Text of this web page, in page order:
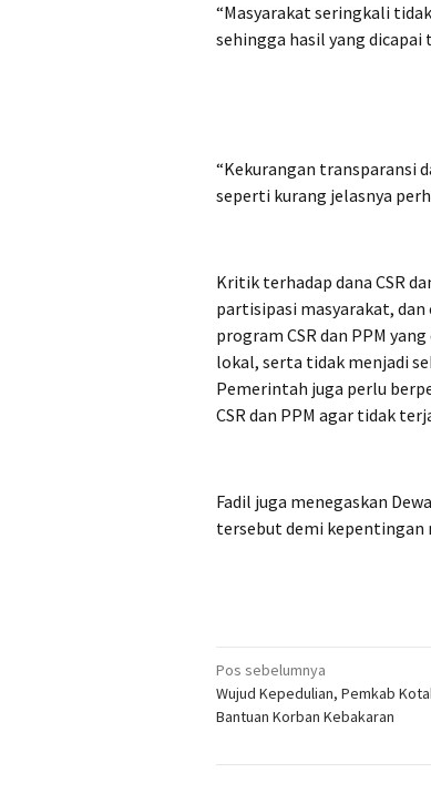
“Masyarakat seringkali
sehingga hasil yang dicapai
“Kekurangan transparansi
seperti kurang jelasnya
Kritik terhadap dana CSR
partisipasi masyarakat,
program CSR dan PPM
lokal, serta tidak menjadi
Pemerintah juga perlu
CSR dan PPM agar tidak
Fadil juga menegaskan
tersebut demi kepentingan
Navigasi
pos
Pos sebelumnya
Wujud Kepedulian, Pemkab
Bantuan Korban Kebakaran